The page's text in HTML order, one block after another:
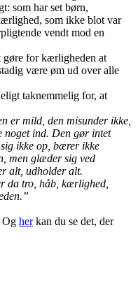
som har set børn,
som ikke blot var
vendt mod en
gøre for kærligheden at
være øm ud over alle
taknemmelig for, at
er mild, den misunder ikke,
ind. Den gør intet
ikke op, bærer ikke
men glæder sig ved
alt, udholder alt.
da tro, håb, kærlighed,
Og herkan du se det, der